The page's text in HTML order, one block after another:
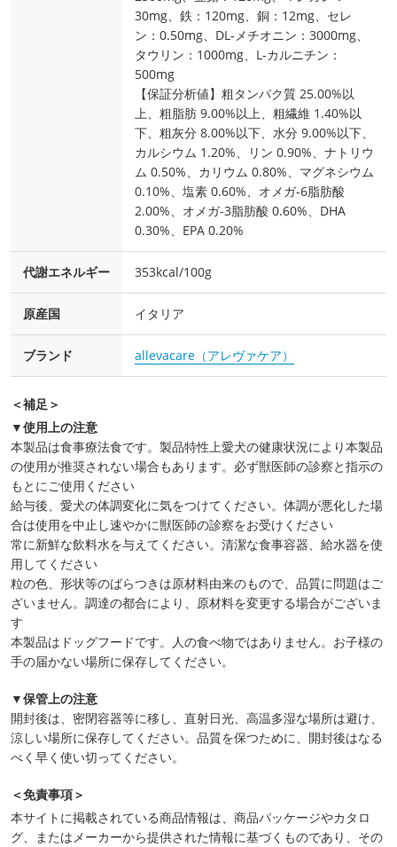
30mg、鉄：120mg、銅：12mg、セレ
ン：0.50mg、DL-メチオニン：3000mg、
タウリン：1000mg、L-カルニチン：
500mg
【保証分析値】粗タンパク質 25.00%以
上、粗脂肪 9.00%以上、粗繊維 1.40%以
下、粗灰分 8.00%以下、水分 9.00%以下、
カルシウム 1.20%、リン 0.90%、ナトリウ
ム 0.50%、カリウム 0.80%、マグネシウム
0.10%、塩素 0.60%、オメガ-6脂肪酸
2.00%、オメガ-3脂肪酸 0.60%、DHA
0.30%、EPA 0.20%
代謝エネルギー 353kcal/100g
原産国 イタリア
ブランド allevacare（アレヴァケア）
＜補足＞
▼使用上の注意
本製品は食事療法食です。製品特性上愛犬の健康状況により本製品
の使用が推奨されない場合もあります。必ず獣医師の診察と指示の
もとにご使用ください
給与後、愛犬の体調変化に気をつけてください。体調が悪化した場
合は使用を中止し速やかに獣医師の診察をお受けください
常に新鮮な飲料水を与えてください。清潔な食事容器、給水器を使
用してください
粒の色、形状等のばらつきは原材料由来のもので、品質に問題はご
ざいません。調達の都合により、原材料を変更する場合がございま
す
本製品はドッグフードです。人の食べ物ではありません。お子様の
手の届かない場所に保存してください。
▼保管上の注意
開封後は、密閉容器等に移し、直射日光、高温多湿な場所は避け、
涼しい場所に保存してください。品質を保つために、開封後はなる
べく早く使い切ってください。
＜免責事項＞
本サイトに掲載されている商品情報は、商品パッケージやカタロ
グ、またはメーカーから提供された情報に基づくものであり、その